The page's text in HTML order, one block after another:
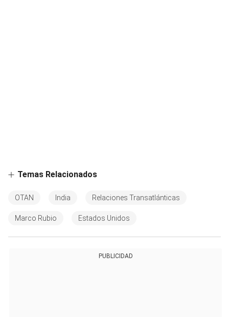
Temas Relacionados
OTAN India Relaciones Transatlánticas
Marco Rubio Estados Unidos
PUBLICIDAD